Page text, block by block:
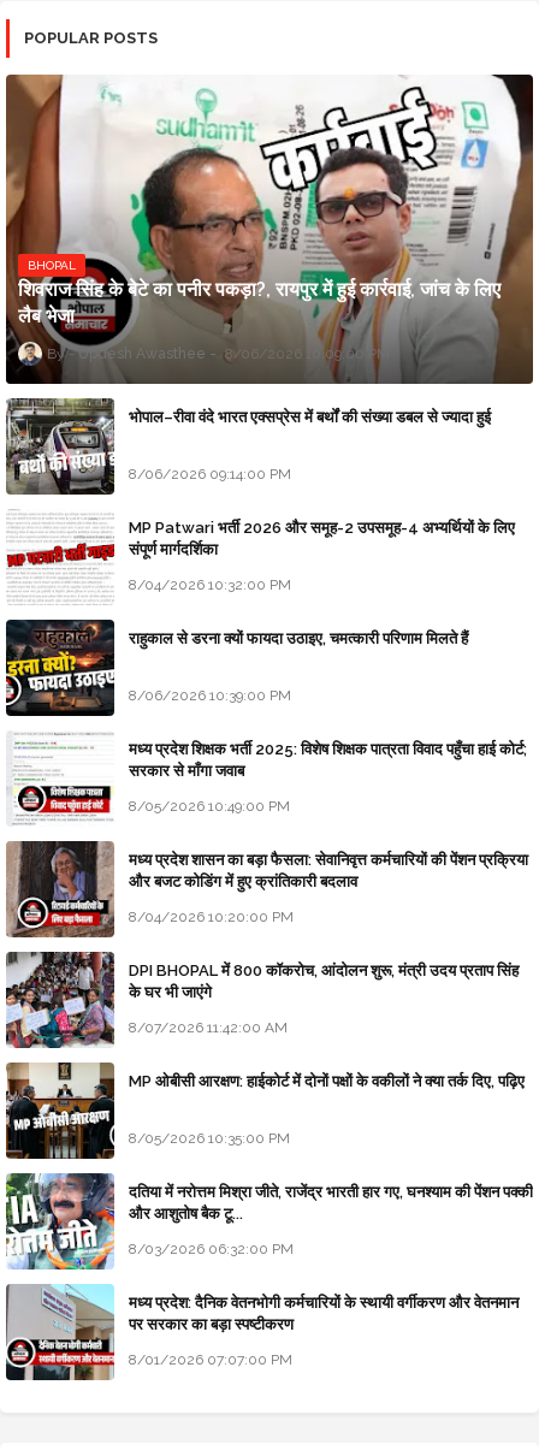
POPULAR POSTS
BHOPAL
शिवराज सिंह के बेटे का पनीर पकड़ा?, रायपुर में हुई कार्रवाई, जांच के लिए
लैब भेजा
Updesh Awasthee 8/06/2026 10:09:00 PM
भोपाल–रीवा वंदे भारत एक्सप्रेस में बर्थों की संख्या डबल से ज्यादा हुई
8/06/2026 09:14:00 PM
MP Patwari भर्ती 2026 और समूह-2 उपसमूह-4 अभ्यर्थियों के लिए
संपूर्ण मार्गदर्शिका
8/04/2026 10:32:00 PM
राहुकाल से डरना क्यों फायदा उठाइए, चमत्कारी परिणाम मिलते हैं
8/06/2026 10:39:00 PM
मध्य प्रदेश शिक्षक भर्ती 2025: विशेष शिक्षक पात्रता विवाद पहुँचा हाई कोर्ट;
सरकार से माँगा जवाब
8/05/2026 10:49:00 PM
मध्य प्रदेश शासन का बड़ा फैसला: सेवानिवृत्त कर्मचारियों की पेंशन प्रक्रिया
और बजट कोडिंग में हुए क्रांतिकारी बदलाव
8/04/2026 10:20:00 PM
DPI BHOPAL में 800 कॉकरोच, आंदोलन शुरू, मंत्री उदय प्रताप सिंह
के घर भी जाएंगे
8/07/2026 11:42:00 AM
MP ओबीसी आरक्षण: हाईकोर्ट में दोनों पक्षों के वकीलों ने क्या तर्क दिए, पढ़िए
8/05/2026 10:35:00 PM
दतिया में नरोत्तम मिश्रा जीते, राजेंद्र भारती हार गए, घनश्याम की पेंशन पक्की
और आशुतोष बैक टू...
8/03/2026 06:32:00 PM
मध्य प्रदेश: दैनिक वेतनभोगी कर्मचारियों के स्थायी वर्गीकरण और वेतनमान
पर सरकार का बड़ा स्पष्टीकरण
8/01/2026 07:07:00 PM